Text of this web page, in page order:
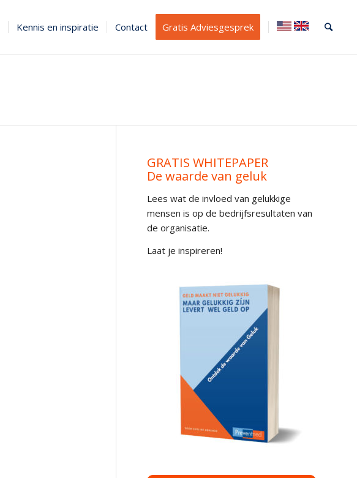
Kennis en inspiratie Contact Gratis Adviesgesprek
GRATIS WHITEPAPER
De waarde van geluk
Lees wat de invloed van gelukkige
mensen is op de bedrijfsresultaten van
de organisatie.
Laat je inspireren!